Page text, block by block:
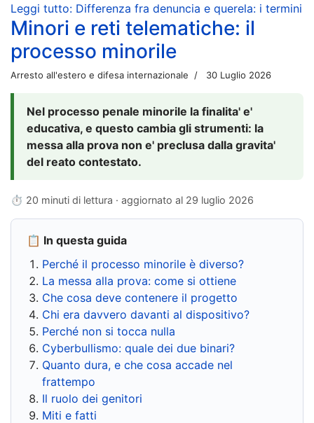
Leggi tutto: Differenza fra denuncia e querela: i termini
Minori e reti telematiche: il
processo minorile
Arresto all'estero e difesa internazionale 30 Luglio 2026
Nel processo penale minorile la finalita' e'
educativa, e questo cambia gli strumenti: la
messa alla prova non e' preclusa dalla gravita'
del reato contestato.
⏱ 20 minuti di lettura · aggiornato al 29 luglio 2026
📋 In questa guida
Perché il processo minorile è diverso?
La messa alla prova: come si ottiene
Che cosa deve contenere il progetto
Chi era davvero davanti al dispositivo?
Perché non si tocca nulla
Cyberbullismo: quale dei due binari?
Quanto dura, e che cosa accade nel
frattempo
Il ruolo dei genitori
Miti e fatti